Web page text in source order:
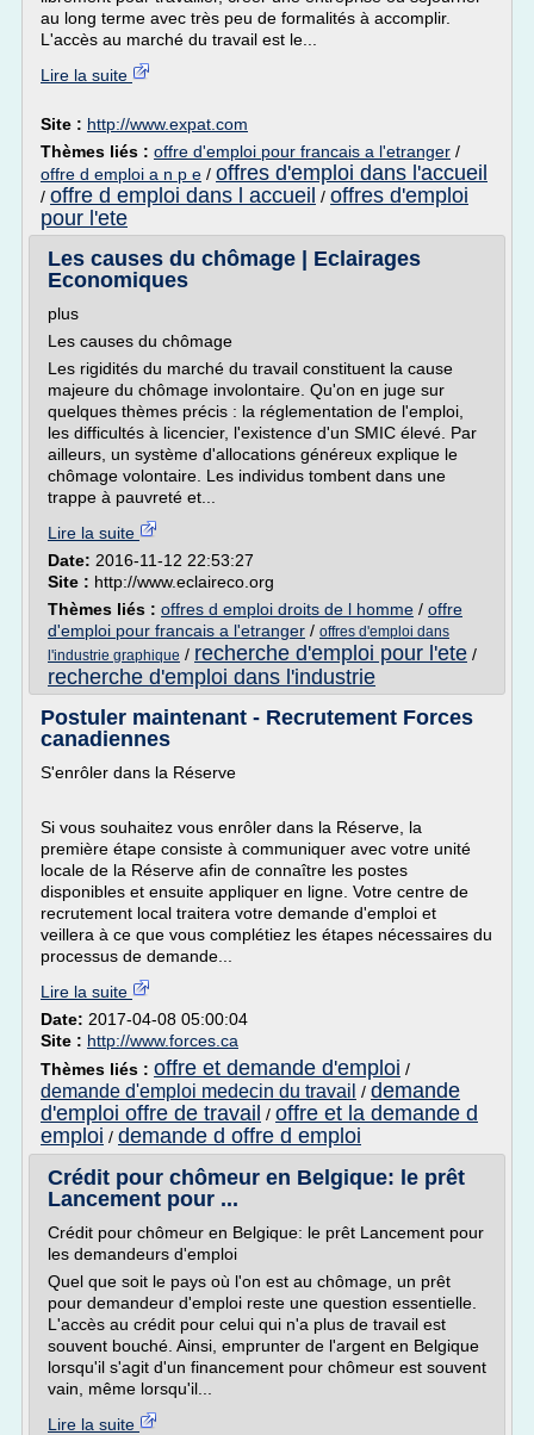
au long terme avec très peu de formalités à accomplir.
L'accès au marché du travail est le...
Lire la suite
Site : http://www.expat.com
Thèmes liés : offre d'emploi pour francais a l'etranger /
offre d emploi a n p e / offres d'emploi dans l'accueil
/ offre d emploi dans l accueil / offres d'emploi
pour l'ete
Les causes du chômage | Eclairages
Economiques
plus
Les causes du chômage
Les rigidités du marché du travail constituent la cause
majeure du chômage involontaire. Qu'on en juge sur
quelques thèmes précis : la réglementation de l'emploi,
les difficultés à licencier, l'existence d'un SMIC élevé. Par
ailleurs, un système d'allocations généreux explique le
chômage volontaire. Les individus tombent dans une
trappe à pauvreté et...
Lire la suite
Date: 2016-11-12 22:53:27
Site : http://www.eclaireco.org
Thèmes liés : offres d emploi droits de l homme / offre
d'emploi pour francais a l'etranger / offres d'emploi dans
l'industrie graphique / recherche d'emploi pour l'ete /
recherche d'emploi dans l'industrie
Postuler maintenant - Recrutement Forces
canadiennes
S'enrôler dans la Réserve
Si vous souhaitez vous enrôler dans la Réserve, la
première étape consiste à communiquer avec votre unité
locale de la Réserve afin de connaître les postes
disponibles et ensuite appliquer en ligne. Votre centre de
recrutement local traitera votre demande d'emploi et
veillera à ce que vous complétiez les étapes nécessaires du
processus de demande...
Lire la suite
Date: 2017-04-08 05:00:04
Site : http://www.forces.ca
Thèmes liés : offre et demande d'emploi /
demande d'emploi medecin du travail / demande
d'emploi offre de travail / offre et la demande d
emploi / demande d offre d emploi
Crédit pour chômeur en Belgique: le prêt
Lancement pour ...
Crédit pour chômeur en Belgique: le prêt Lancement pour
les demandeurs d'emploi
Quel que soit le pays où l'on est au chômage, un prêt
pour demandeur d'emploi reste une question essentielle.
L'accès au crédit pour celui qui n'a plus de travail est
souvent bouché. Ainsi, emprunter de l'argent en Belgique
lorsqu'il s'agit d'un financement pour chômeur est souvent
vain, même lorsqu'il...
Lire la suite